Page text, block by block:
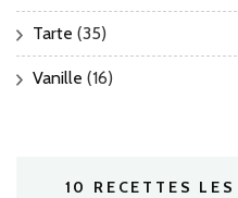
Tarte (35)
Vanille (16)
10 RECETTES